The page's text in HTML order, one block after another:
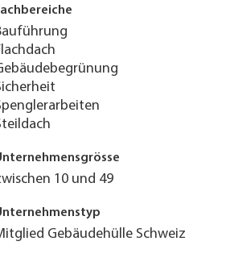
10 und 49
Gebäudehülle Schweiz